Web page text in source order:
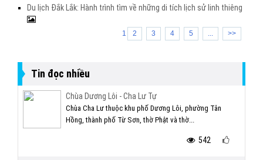
Du lịch Đắk Lắk: Hành trình tìm về những di tích lịch sử linh thiêng
1 2 3 4 5 ... >>
Tin đọc nhiều
Chùa Dương Lôi - Cha Lư Tự
Chùa Cha Lư thuộc khu phố Dương Lôi, phường Tân
Hồng, thành phố Từ Sơn, thờ Phật và thờ...
542